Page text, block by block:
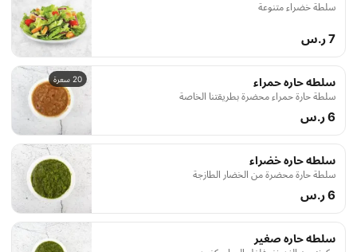
سلطة خضراء متنوعة
7 ر.س
20 سعرة سلطه حاره حمراء
سلطة حارة حمراء محضرة بطريقتنا الخاصة
6 ر.س
سلطه حاره خضراء
سلطة حارة محضرة من الخضار الطازجة
6 ر.س
سلطه حاره صغير